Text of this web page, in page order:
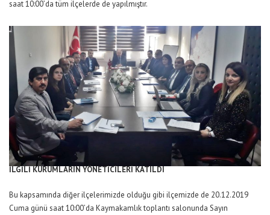
saat 10:00’da tüm ilçelerde de yapılmıştır.
İLGİLİ KURUMLARIN YÖNETİCİLERİ KATILDI
Bu kapsamında diğer ilçelerimizde olduğu gibi ilçemizde de 20.12.2019
Cuma günü saat 10:00’da Kaymakamlık toplantı salonunda Sayın